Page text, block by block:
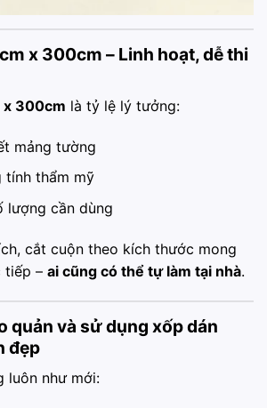
x 300cm – Linh hoạt, dễ thi
300cm là tỷ lệ lý tưởng:
mảng tường
tính thẩm mỹ
lượng cần dùng
cắt cuộn theo kích thước mong
tiếp – ai cũng có thể tự làm tại nhà.
quản và sử dụng xốp dán
đẹp
luôn như mới: